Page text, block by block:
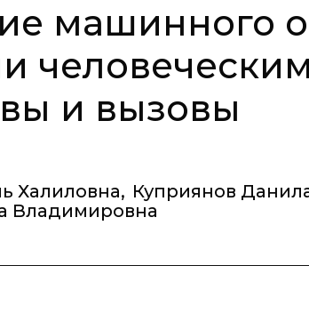
машинного
и вызовы
Халиловна, Куприянов
Владимировна